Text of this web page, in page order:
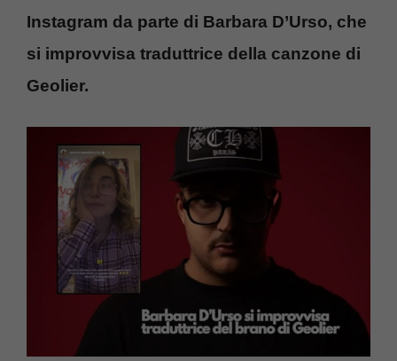
Instagram da parte di Barbara D’Urso, che
si improvvisa traduttrice della canzone di
Geolier.